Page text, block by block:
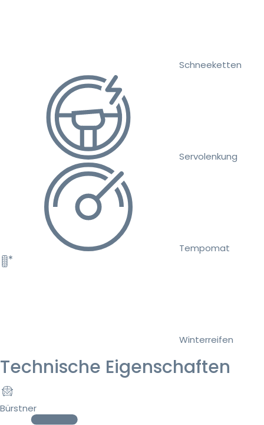
Schneeketten
Servolenkung
Tempomat
Winterreifen
Technische Eigenschaften
Bürstner